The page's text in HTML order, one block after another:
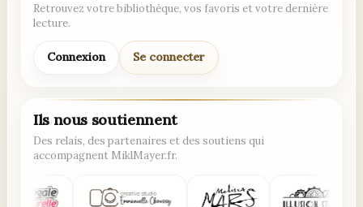
Retrouvez votre bibliothèque, vos favoris et votre dernière
lecture.
Connexion Se connecter
Ils nous soutiennent
Des relais, des partenaires et des soutiens qui
accompagnent MiklMayer.fr.